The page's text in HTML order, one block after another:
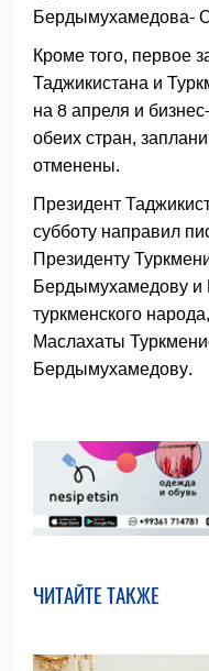
Бердымухамедова-
Кроме того, первое
Таджикистана и
на 8 апреля и
обеих стран,
отменены.
Президент
субботу направил
Президенту
Бердымухамедову и
туркменского
Маслахаты
Бердымухамедову.
ЧИТАЙТЕ ТАКЖЕ